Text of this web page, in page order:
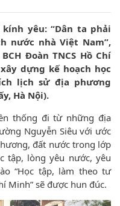
yêu: “Dân ta phải
nước nhà Việt Nam”,
Đoàn TNCS Hồ Chí
dựng kế hoạch học
lịch sử địa phương
Hà Nội).
thống đi từ những địa
Nguyễn Siêu với ước
đất nước trong lớp
tập, lòng yêu nước, yêu
“Học tập, làm theo tư
Minh” sẽ được hun đúc.